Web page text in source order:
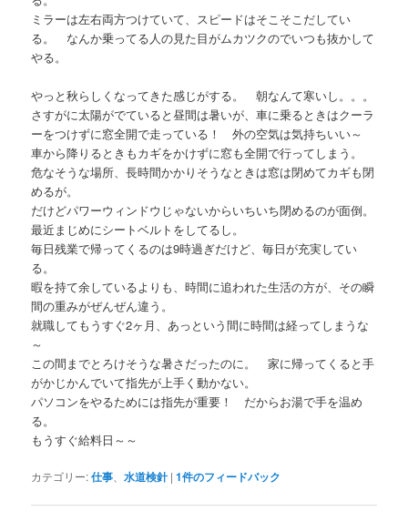
ミラーは左右両方つけていて、スピードはそこそこだしてい
る。 なんか乗ってる人の見た目がムカツクのでいつも抜かして
やる。
やっと秋らしくなってきた感じがする。 朝なんて寒いし。。。
さすがに太陽がでていると昼間は暑いが、車に乗るときはクーラ
ーをつけずに窓全開で走っている！ 外の空気は気持ちいい～
車から降りるときもカギをかけずに窓も全開で行ってしまう。
危なそうな場所、長時間かかりそうなときは窓は閉めてカギも閉
めるが。
だけどパワーウィンドウじゃないからいちいち閉めるのが面倒。
最近まじめにシートベルトをしてるし。
毎日残業で帰ってくるのは9時過ぎだけど、毎日が充実してい
る。
暇を持て余しているよりも、時間に追われた生活の方が、その瞬
間の重みがぜんぜん違う。
就職してもうすぐ2ヶ月、あっという間に時間は経ってしまうな
～
この間までとろけそうな暑さだったのに。 家に帰ってくると手
がかじかんでいて指先が上手く動かない。
パソコンをやるためには指先が重要！ だからお湯で手を温め
る。
もうすぐ給料日～～
カテゴリー:仕事、水道検針 |1件のフィードバック